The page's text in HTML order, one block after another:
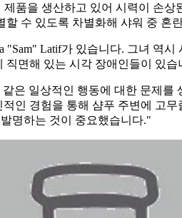
품을 생산하고 있어 시력이 손
수 있도록 차별화해 샤워 중 혼
Latif가 있습니다. 그녀 역
직면해 있는 시각 장애인들이 있습
은 일상적인 행동에 대한 문제
인 경험을 통해 샴푸 주변에 고
명하는 것이 중요했습니다."